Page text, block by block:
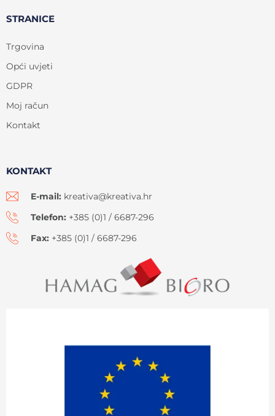
STRANICE
Trgovina
Opći uvjeti
GDPR
Moj račun
Kontakt
KONTAKT
E-mail: kreativa@kreativa.hr
Telefon: +385 (0)1 / 6687-296
Fax: +385 (0)1 / 6687-296